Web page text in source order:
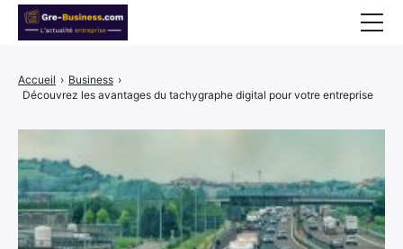
Accueil › Business ›
Découvrez les avantages du tachygraphe digital pour votre entreprise
Entrepreneuriat
Formations
Métiers